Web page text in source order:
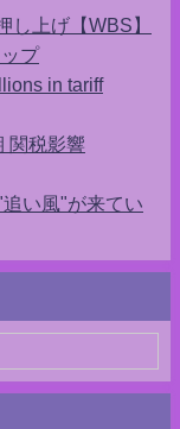
し上げ【WBS】
プ
in tariff
関税影響
い風"が来てい